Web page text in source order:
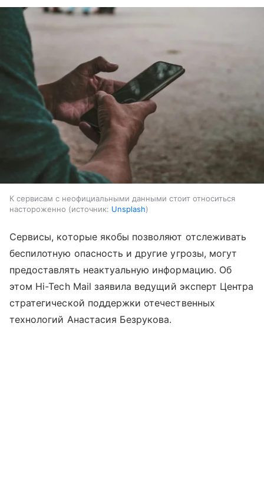
К сервисам с неофициальными данными стоит относиться
настороженно
источник: Unsplash
Сервисы, которые якобы позволяют отслеживать
беспилотную опасность и другие угрозы, могут
предоставлять неактуальную информацию. Об
этом Hi-Tech Mail заявила ведущий эксперт Центра
стратегической поддержки отечественных
технологий Анастасия Безрукова.